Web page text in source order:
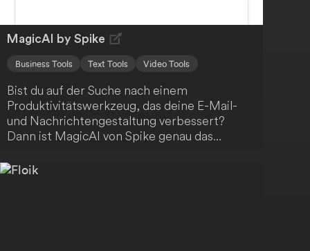
MagicAI by Spike
Business Tools Text Tools Video Tools
Bist du auf der Suche nach einem
Produktivitätswerkzeug, das deine E-Mail-
und Nachrichtengestaltung verbessert?
Dann ist MagicAI von Spike genau das
beschleunigt deine Arbeitsabläufe und hilft